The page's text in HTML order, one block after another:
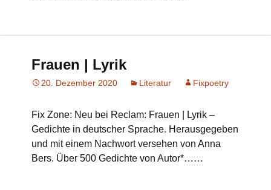
Frauen | Lyrik
20. Dezember 2020 Literatur Fixpoetry
Fix Zone: Neu bei Reclam: Frauen | Lyrik –
Gedichte in deutscher Sprache. Herausgegeben
und mit einem Nachwort versehen von Anna
Bers. Über 500 Gedichte von Autor*……